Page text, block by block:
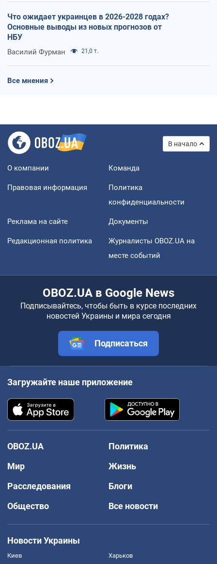
Что ожидает украинцев в 2026-2028 годах?
Основные выводы из новых прогнозов от
НБУ
Василий Фурман 21,0 т.
Все мнения
В начало
О компании Команда
Правовая информация
Политика
конфиденциальности
Реклама на сайте Документы
Редакционная политика
Журналисты OBOZ.UA на
месте событий
OBOZ.UA в Google News
Подписывайтесь, чтобы быть в курсе последних
новостей Украины и мира сегодня
Подписаться
Загружайте наше приложение
OBOZ.UA
Политика
Мир
Жизнь
Расследования
Блоги
Общество
Все новости
Новости Украины
Киев Харьков